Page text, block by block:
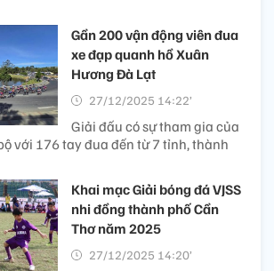
Gần 200 vận động viên đua
xe đạp quanh hồ Xuân
Hương Đà Lạt
27/12/2025 14:22’
Giải đấu có sự tham gia của
với 176 tay đua đến từ 7 tỉnh, thành
Khai mạc Giải bóng đá VJSS
nhi đồng thành phố Cần
Thơ năm 2025
27/12/2025 14:20’